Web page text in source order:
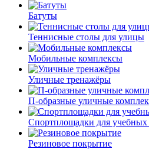
Батуты
Теннисные столы для улицы
Мобильные комплексы
Уличные тренажёры
П-образные уличные
Спортплощадки для учебных
Резиновое покрытие